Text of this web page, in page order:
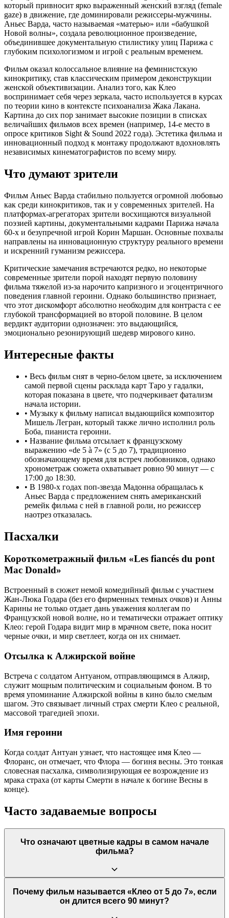
который привносит ярко выраженный женский взгляд (female
gaze) в движение, где доминировали режиссеры-мужчины.
Аньес Варда, часто называемая «матерью» или «бабушкой
Новой волны», создала революционное произведение,
объединившее документальную стилистику улиц Парижа с
глубоким психологизмом и игрой с реальным временем.
Фильм оказал колоссальное влияние на феминистскую
кинокритику, став классическим примером деконструкции
женской объективизации. Анализ того, как Клео
воспринимает себя через зеркала, часто используется в курсах
по теории кино в контексте психоанализа Жака Лакана.
Картина до сих пор занимает высокие позиции в списках
величайших фильмов всех времен (например, 14-е место в
опросе критиков Sight & Sound 2022 года). Эстетика фильма и
инновационный подход к монтажу продолжают вдохновлять
независимых кинематографистов по всему миру.
Что думают зрители
Фильм Аньес Варда стабильно пользуется огромной любовью
как среди кинокритиков, так и у современных зрителей. На
платформах-агрегаторах зрители восхищаются визуальной
поэзией картины, документальными кадрами Парижа начала
60-х и безупречной игрой Корин Маршан. Основные похвалы
направлены на инновационную структуру реального времени
и искренний гуманизм режиссера.
Критические замечания встречаются редко, но некоторые
современные зрители порой находят первую половину
фильма тяжелой из-за нарочито капризного и эгоцентричного
поведения главной героини. Однако большинство признает,
что этот дискомфорт абсолютно необходим для контраста с ее
глубокой трансформацией во второй половине. В целом
вердикт аудитории однозначен: это выдающийся,
эмоционально резонирующий шедевр мирового кино.
Интересные факты
• Весь фильм снят в черно-белом цвете, за исключением
самой первой сцены расклада карт Таро у гадалки,
которая показана в цвете, что подчеркивает фатализм
начала истории.
• Музыку к фильму написал выдающийся композитор
Мишель Легран, который также лично исполнил роль
Боба, пианиста героини.
• Название фильма отсылает к французскому
выражению «de 5 à 7» (с 5 до 7), традиционно
обозначающему время для встреч любовников, однако
хронометраж сюжета охватывает ровно 90 минут — с
17:00 до 18:30.
• В 1980-х годах поп-звезда Мадонна обращалась к
Аньес Варда с предложением снять американский
ремейк фильма с ней в главной роли, но режиссер
наотрез отказалась.
Пасхалки
Короткометражный фильм «Les fiancés du pont
Mac Donald»
Встроенный в сюжет немой комедийный фильм с участием
Жан-Люка Годара (без его фирменных темных очков) и Анны
Карины не только отдает дань уважения коллегам по
Французской новой волне, но и тематически отражает оптику
Клео: герой Годара видит мир в мрачном свете, пока носит
черные очки, и мир светлеет, когда он их снимает.
Отсылка к Алжирской войне
Встреча с солдатом Антуаном, отправляющимся в Алжир,
служит мощным политическим и социальным фоном. В то
время упоминание Алжирской войны в кино было смелым
шагом. Это связывает личный страх смерти Клео с реальной,
массовой трагедией эпохи.
Имя героини
Когда солдат Антуан узнает, что настоящее имя Клео —
Флоранс, он отмечает, что Флора — богиня весны. Это тонкая
словесная пасхалка, символизирующая ее возрождение из
мрака страха (от карты Смерти в начале к богине Весны в
конце).
Часто задаваемые вопросы
Что означают цветные кадры в самом начале
фильма?
Пролог у гадалки — единственная цветная сцена в фильме.
Это подчеркивает фатализм происходящего и резко
Почему фильм называется «Клео от 5 до 7», если
он длится всего 90 минут?